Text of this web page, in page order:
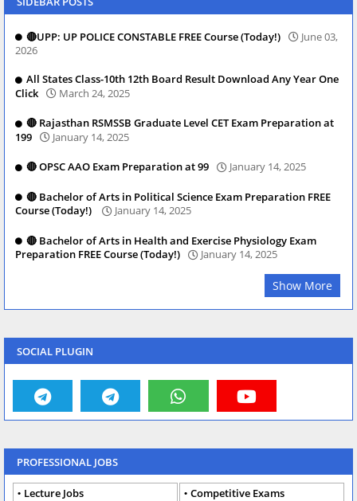
🔴UPP: UP POLICE CONSTABLE FREE Course (Today!)
June 03,
2026
All States Class-10th 12th Board Result Download Any Year One
Click
March 24, 2025
🔴 Rajasthan RSMSSB Graduate Level CET Exam Preparation at
199
January 14, 2025
🔴 OPSC AAO Exam Preparation at 99 January 14, 2025
🔴 Bachelor of Arts in Political Science Exam Preparation FREE
Course (Today!)
January 14, 2025
🔴 Bachelor of Arts in Health and Exercise Physiology Exam
Preparation FREE Course (Today!)
January 14, 2025
Show More
SOCIAL PLUGIN
PROFESSIONAL JOBS
Lecture Jobs
Competitive Exams